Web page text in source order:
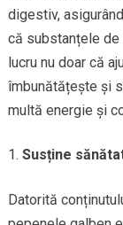
digestiv,
că substanțele
lucru nu doar că
îmbunătățește și
multă energie și
Susține
Datorită